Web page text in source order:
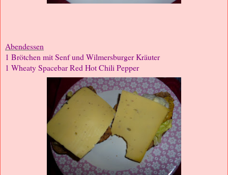
Abendessen
1 Brötchen mit Senf und Wilmersburger Kräuter
1 Wheaty Spacebar Red Hot Chili Pepper